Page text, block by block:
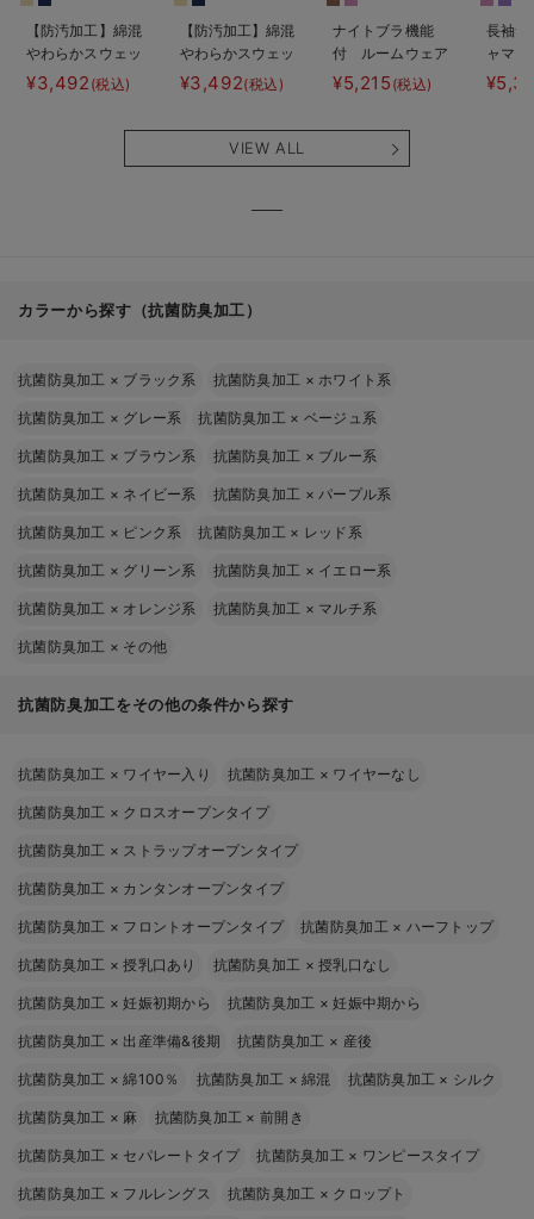
【防汚加工】綿混
やわらかスウェッ
ト半袖ティアード
ネグリジェ マタ
¥3,492 (税込)
【防汚加工】綿混
やわらかスウェッ
ト半袖フレアワン
ピース マタニテ
も長く使える】
¥3,492(税込)
ナイトブラ機能
付 ルームウェア
にもなる授乳キャ
ミソール
¥5,215 (税込)
長袖サ
ャマ
ェー
VIEW ALL
カラーから探す（抗菌防臭加工）
抗菌防臭加工 × ブラック系 抗菌防臭加工 ×ホワイト系
抗菌防臭加工 × グレー系 抗菌防臭加工 × ベージュ系
抗菌防臭加工 × ブラウン系 抗菌防臭加工 × ブルー系
抗菌防臭加工 × ネイビー系 抗菌防臭加工 ×パープル系
抗菌防臭加工 × ピンク系 抗菌防臭加工 × レッド系
抗菌防臭加工 × グリーン系 抗菌防臭加工 × イエロー系
抗菌防臭加工 × オレンジ系 抗菌防臭加工 × マルチ系
抗菌防臭加工 × その他
抗菌防臭加工をその他の条件から探す
抗菌防臭加工 × ワイヤー入り 抗菌防臭加工 × ワイヤーなし
抗菌防臭加工 × クロスオープンタイプ
抗菌防臭加工 × ストラップオープンタイプ
抗菌防臭加工 × カンタンオープンタイプ
抗菌防臭加工 × フロントオープンタイプ 抗菌防臭加工 × ハーフトップ
抗菌防臭加工 ×授乳口あり 抗菌防臭加工 ×授乳口なし
抗菌防臭加工 ×妊娠初期から 抗菌防臭加工 ×妊娠中期から
抗菌防臭加工 × 出産準備&後期 抗菌防臭加工 × 産後
抗菌防臭加工 ×綿100％ 抗菌防臭加工 ×綿混 抗菌防臭加工 × シルク
抗菌防臭加工 × 麻 抗菌防臭加工 × 前開き
抗菌防臭加工 × セパレートタイプ 抗菌防臭加工 × ワンピースタイプ
抗菌防臭加工 × フルレングス 抗菌防臭加工 × クロップト